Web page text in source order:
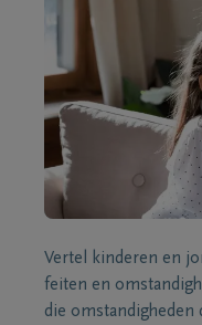
Vertel kinderen en
feiten en
die omstandigheden